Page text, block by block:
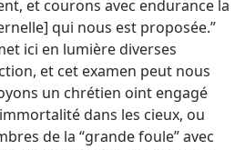
et courons avec endurance la
qui nous est proposée.”
ici en lumière diverses
et cet examen peut nous
un chrétien oint engagé
dans les cieux, ou
de la “grande foule” avec